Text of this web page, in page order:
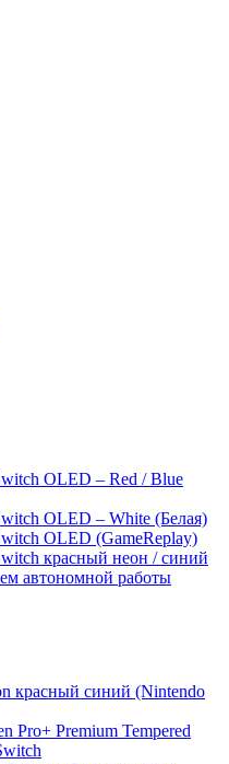
OLED – Red / Blue
OLED – White (Белая)
OLED (GameReplay)
красный неон / синий
автономной работы
красный синий (Nintendo
Pro+ Premium Tempered